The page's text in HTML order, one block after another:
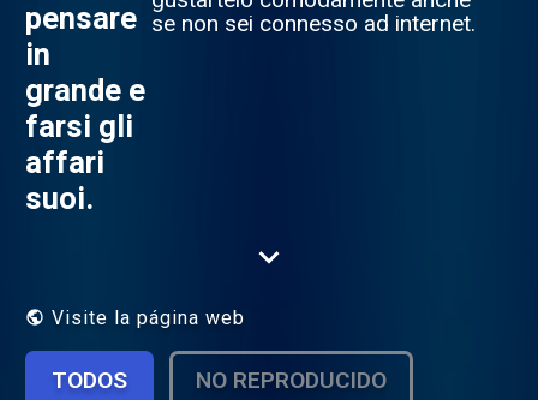
pensare
in
grande e
farsi gli
affari
suoi.
se non sei connesso ad internet.
Visite la página web
TODOS NO REPRODUCIDO